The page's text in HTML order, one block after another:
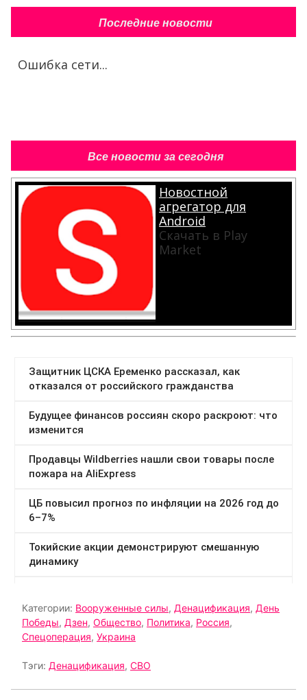
Последние новости
Ошибка сети...
Все новости за сегодня
Новостной
агрегатор для
Android
Скачать в Play
Market
Категории: Вооруженные силы, Денацификация, День
Победы, Дзен, Общество, Политика, Россия,
Спецоперация, Украина
Тэги: Денацификация, СВО